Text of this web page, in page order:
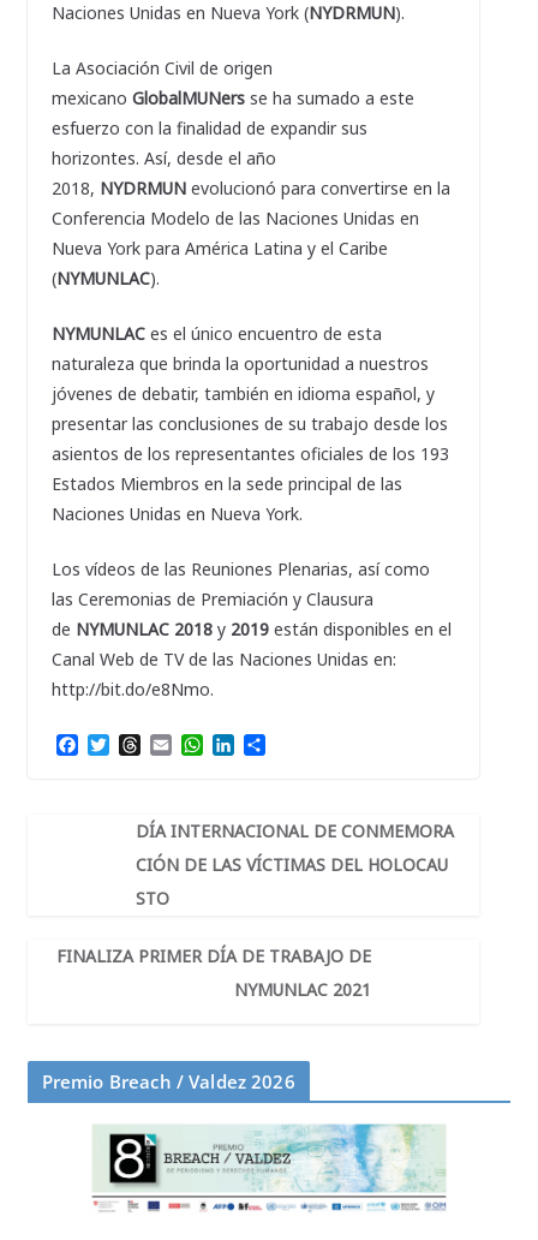
Naciones Unidas en Nueva York (NYDRMUN).
La Asociación Civil de origen
mexicano GlobalMUNersse ha sumado a este
esfuerzo con la finalidad de expandir sus
horizontes. Así, desde el año
2018, NYDRMUNevolucionó para convertirse en la
Conferencia Modelo de las Naciones Unidas en
Nueva York para América Latina y el Caribe
(NYMUNLAC).
NYMUNLACes el único encuentro de esta
naturaleza que brinda la oportunidad a nuestros
jóvenes de debatir, también en idioma español, y
presentar las conclusiones de su trabajo desde los
asientos de los representantes oficiales de los 193
Estados Miembros en la sede principal de las
Naciones Unidas en Nueva York.
Los vídeos de las Reuniones Plenarias, así como
las Ceremonias de Premiación y Clausura
de NYMUNLAC 2018y 2019están disponibles en el
Canal Web de TV de las Naciones Unidas en:
http://bit.do/e8Nmo.
F
T
T
a
d
s
E
l
W
s
A
p
L
e
d
I
C
a
r
t
DÍA INTERNACIONAL DE CONMEMORA
CIÓN DE LAS VÍCTIMAS DEL HOLOCAU
STO
FINALIZA PRIMER DÍA DE TRABAJO DE
NYMUNLAC 2021
Premio Breach / Valdez 2026